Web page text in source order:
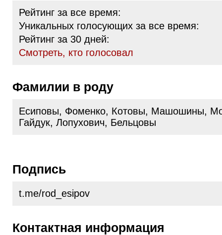
Рейтинг за все время:
Уникальных голосующих за все время:
Рейтинг за 30 дней:
Cмотреть, кто голосовал
Фамилии в роду
Есиповы, Фоменко, Котовы, Машошины,
Гайдук, Лопухович, Бельцовы
Подпись
t.me/rod_esipov
Контактная информация